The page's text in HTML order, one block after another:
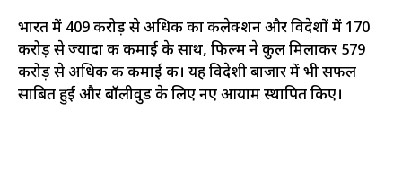
भारत में ₹409 करोड़ से अधिक का कलेक्शन और विदेशों में ₹170
करोड़ से ज्यादा की कमाई के साथ, फिल्म ने कुल मिलाकर ₹579
करोड़ से अधिक की कमाई की। यह विदेशी बाजार में भी सफल
साबित हुई और बॉलीवुड के लिए नए आयाम स्थापित किए।